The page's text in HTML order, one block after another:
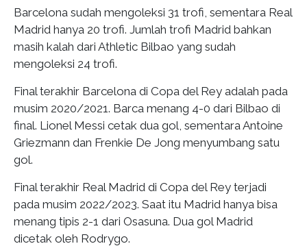
Barcelona sudah mengoleksi 31 trofi, sementara Real
Madrid hanya 20 trofi. Jumlah trofi Madrid bahkan
masih kalah dari Athletic Bilbao yang sudah
mengoleksi 24 trofi.
Final terakhir Barcelona di Copa del Rey adalah pada
musim 2020/2021. Barca menang 4-0 dari Bilbao di
final. Lionel Messi cetak dua gol, sementara Antoine
Griezmann dan Frenkie De Jong menyumbang satu
gol.
Final terakhir Real Madrid di Copa del Rey terjadi
pada musim 2022/2023. Saat itu Madrid hanya bisa
menang tipis 2-1 dari Osasuna. Dua gol Madrid
dicetak oleh Rodrygo.